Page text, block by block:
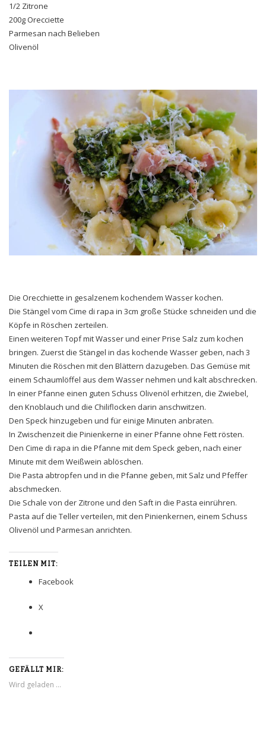
1/2 Zitrone
200g Orecciette
Parmesan nach Belieben
Olivenöl
Die Orecchiette in gesalzenem kochendem Wasser kochen.
Die Stängel vom Cime di rapa in 3cm große Stücke schneiden und die
Köpfe in Röschen zerteilen.
Einen weiteren Topf mit Wasser und einer Prise Salz zum kochen
bringen. Zuerst die Stängel in das kochende Wasser geben, nach 3
Minuten die Röschen mit den Blättern dazugeben. Das Gemüse mit
einem Schaumlöffel aus dem Wasser nehmen und kalt abschrecken.
In einer Pfanne einen guten Schuss Olivenöl erhitzen, die Zwiebel,
den Knoblauch und die Chiliflocken darin anschwitzen.
Den Speck hinzugeben und für einige Minuten anbraten.
In Zwischenzeit die Pinienkerne in einer Pfanne ohne Fett rösten.
Den Cime di rapa in die Pfanne mit dem Speck geben, nach einer
Minute mit dem Weißwein ablöschen.
Die Pasta abtropfen und in die Pfanne geben, mit Salz und Pfeffer
abschmecken.
Die Schale von der Zitrone und den Saft in die Pasta einrühren.
Pasta auf die Teller verteilen, mit den Pinienkernen, einem Schuss
Olivenöl und Parmesan anrichten.
TEILEN MIT:
Facebook
X
GEFÄLLT MIR:
Wird geladen …